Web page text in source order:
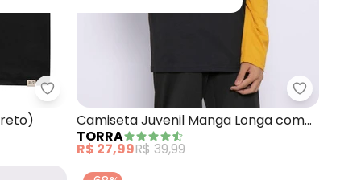
Estampa X-Men (Preta)
Minty - Regata Juvenil Masculina (Preto)Torra -
Camiseta Juvenil Manga Longa com
Capuz (Preta)
TORRA
R$ 27,99R$ 39,99